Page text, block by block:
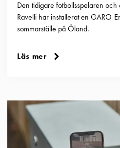
Den tidigare fotbollsspelaren
Ravelli har installerat en GARO
sommarställe på Öland.
Läs mer